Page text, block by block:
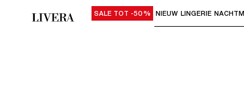
Gebruik "Pijl omlaag" of "Enter"
SALE TOT -50% NIEUW LINGERIE